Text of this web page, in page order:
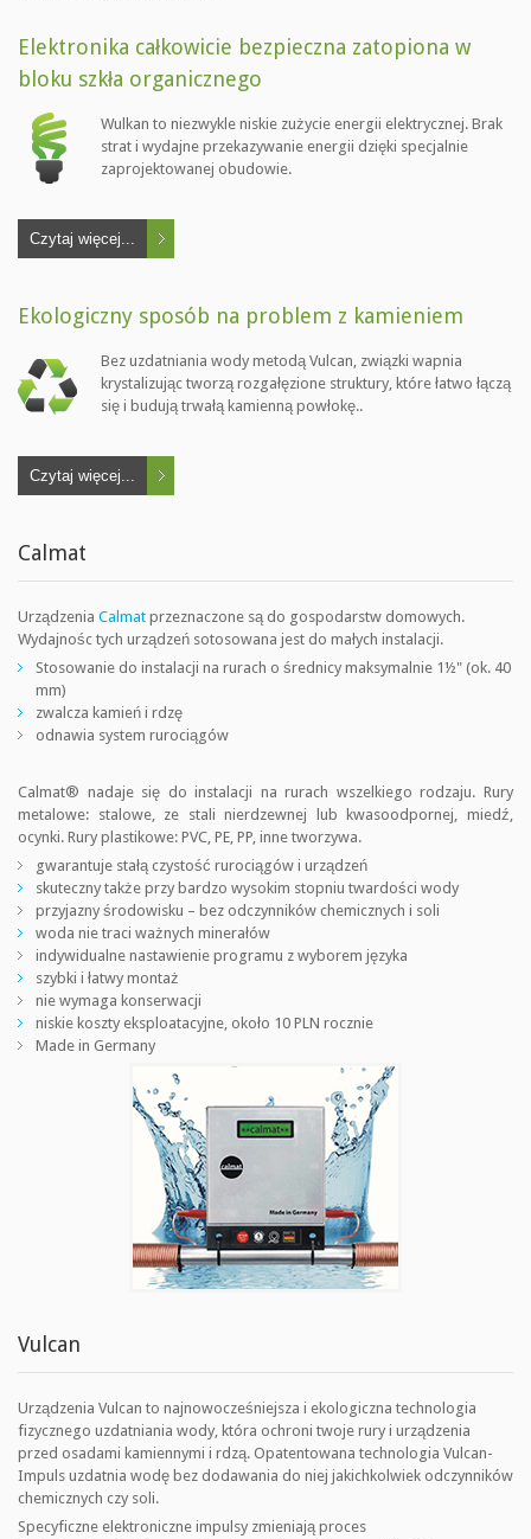
Elektronika całkowicie bezpieczna zatopiona w
bloku szkła organicznego
Wulkan to niezwykle niskie zużycie energii elektrycznej. Brak
strat i wydajne przekazywanie energii dzięki specjalnie
zaprojektowanej obudowie.
Czytaj więcej...
Ekologiczny sposób na problem z kamieniem
Bez uzdatniania wody metodą Vulcan, związki wapnia
krystalizując tworzą rozgałęzione struktury, które łatwo łączą
się i budują trwałą kamienną powłokę..
Czytaj więcej...
Calmat
Urządzenia Calmat przeznaczone są do gospodarstw domowych.
Wydajnośc tych urządzeń sotosowana jest do małych instalacji.
Stosowanie do instalacji na rurach o średnicy maksymalnie 1½" (ok. 40
mm)
zwalcza kamień i rdzę
odnawia system rurociągów
Calmat® nadaje się do instalacji na rurach wszelkiego rodzaju. Rury
metalowe: stalowe, ze stali nierdzewnej lub kwasoodpornej, miedź,
ocynki. Rury plastikowe: PVC, PE, PP, inne tworzywa.
gwarantuje stałą czystość rurociągów i urządzeń
skuteczny także przy bardzo wysokim stopniu twardości wody
przyjazny środowisku – bez odczynników chemicznych i soli
woda nie traci ważnych minerałów
indywidualne nastawienie programu z wyborem języka
szybki i łatwy montaż
nie wymaga konserwacji
niskie koszty eksploatacyjne, około 10 PLN rocznie
Made in Germany
Vulcan
Urządzenia Vulcan to najnowocześniejsza i ekologiczna technologia
fizycznego uzdatniania wody, która ochroni twoje rury i urządzenia
przed osadami kamiennymi i rdzą. Opatentowana technologia Vulcan-
Impuls uzdatnia wodę bez dodawania do niej jakichkolwiek odczynników
chemicznych czy soli.
Specyficzne elektroniczne impulsy zmieniają proces